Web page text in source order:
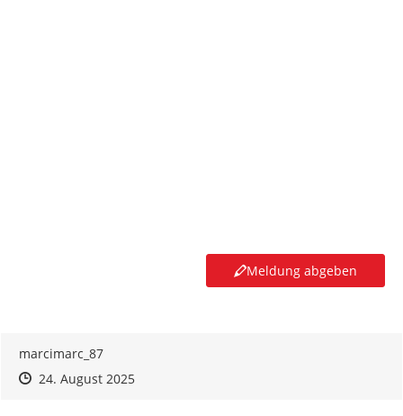
Meldung abgeben
marcimarc_87
Zeitpunkt des Erstellens
Zeitpunkt des Erstellens
24. August 2025Zur Äußerung